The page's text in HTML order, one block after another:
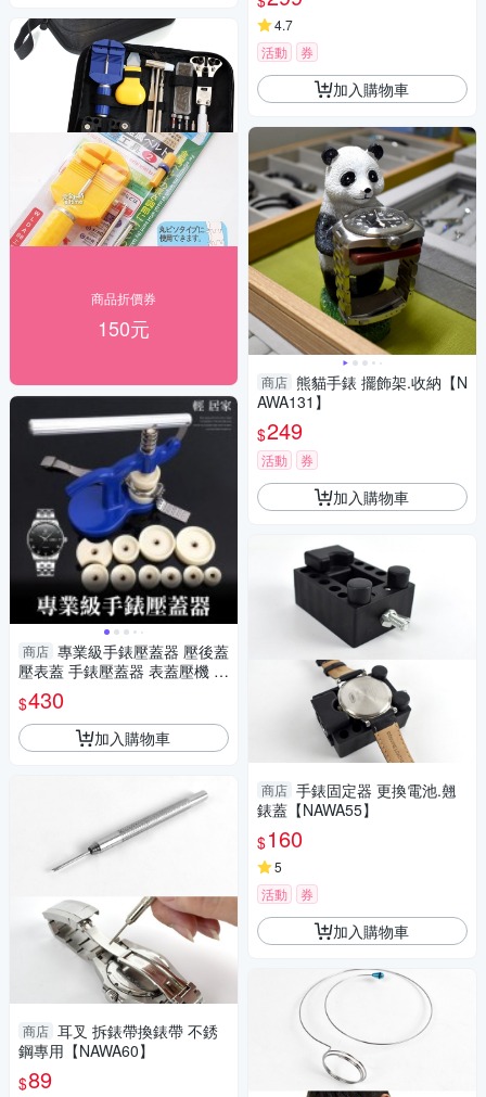
商品折價券
150元
商店 專業級手錶壓蓋器 壓後蓋
壓表蓋 手錶壓蓋器 表蓋壓機 壓
床 修錶 專業手錶維修器-輕居
家8118
$430
加入購物車
商店 耳叉 拆錶帶換錶帶 不銹
鋼專用【NAWA60】
$89
4.7
活動
券
加入購物車
商店 熊貓手錶 擺飾架.收納【N
AWA131】
$249
活動 券
加入購物車
商店 手錶固定器 更換電池.翹
錶蓋【NAWA55】
$160
5
活動
券
加入購物車